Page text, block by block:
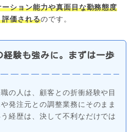
ション能力や真面目な勤務態度
評価されるのです。
経験も強みに。まずは一歩
の人は、顧客との折衝経験や目
発注元との調整業務にそのまま
経歴は、決して不利なだけでは